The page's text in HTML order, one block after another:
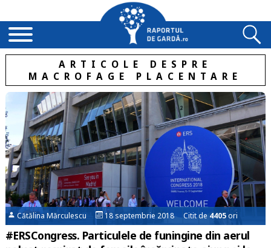
ARTICOLE DESPRE
MACROFAGE PLACENTARE
Cătălina Mărculescu 18 septembrie 2018 Citit de4405ori
#ERSCongress. Particulele de funingine din aerul